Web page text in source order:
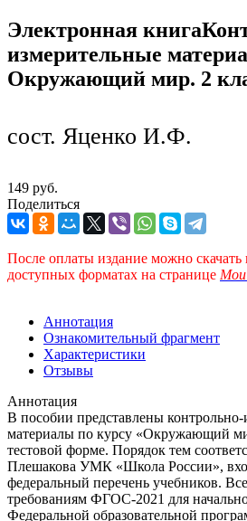
Электронная книга
измерительные
Окружающий мир. 2
сост. Яценко И.Ф.
149 руб.
Поделиться
После оплаты издание можно скачать
доступных форматах на странице Мои
Аннотация
Ознакомительный фрагмент
Характеристики
Отзывы
Аннотация
В пособии представлены
материалы по курсу «Окружающий
тестовой форме. Порядок тем
Плешакова УМК «Школа России»,
федеральный перечень учебников.
требованиям ФГОС-2021 для
Федеральной образовательной